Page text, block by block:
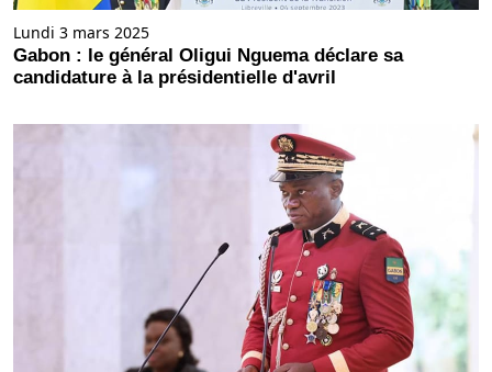
Lundi 3 mars 2025
Gabon : le général Oligui Nguema déclare sa
candidature à la présidentielle d'avril